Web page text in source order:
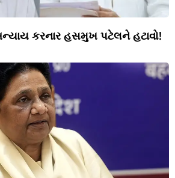
કરનાર હસમુખ પટેલને હટાવો!